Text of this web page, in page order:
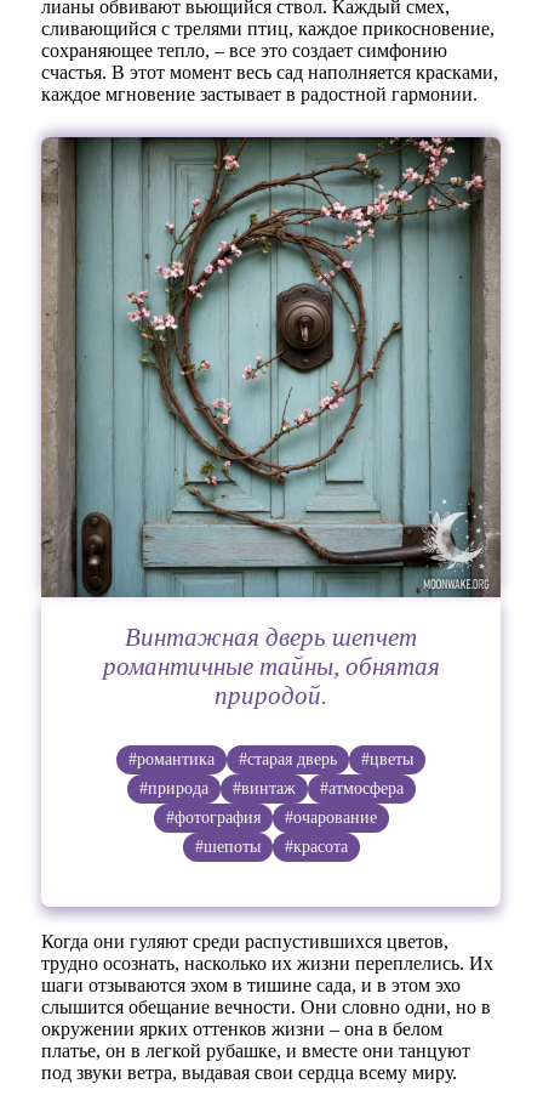
лианы обвивают вьющийся ствол. Каждый смех,
сливающийся с трелями птиц, каждое прикосновение,
сохраняющее тепло, – все это создает симфонию
счастья. В этот момент весь сад наполняется красками,
каждое мгновение застывает в радостной гармонии.
Винтажная дверь шепчет
романтичные тайны, обнятая
природой.
#романтика #старая дверь
#цветы
#природа
#винтаж
#атмосфера
#фотография
#очарование
#шепоты
#красота
Когда они гуляют среди распустившихся цветов,
трудно осознать, насколько их жизни переплелись. Их
шаги отзываются эхом в тишине сада, и в этом эхо
слышится обещание вечности. Они словно одни, но в
окружении ярких оттенков жизни – она в белом
платье, он в легкой рубашке, и вместе они танцуют
под звуки ветра, выдавая свои сердца всему миру.